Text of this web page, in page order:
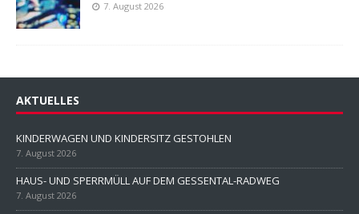
7. August 2026
AKTUELLES
KINDERWAGEN UND KINDERSITZ GESTOHLEN
7. August 2026
HAUS- UND SPERRMÜLL AUF DEM GESSENTAL-RADWEG
7. August 2026